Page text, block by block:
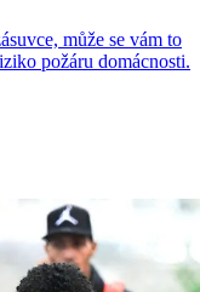
může se vám to
požáru domácnosti.